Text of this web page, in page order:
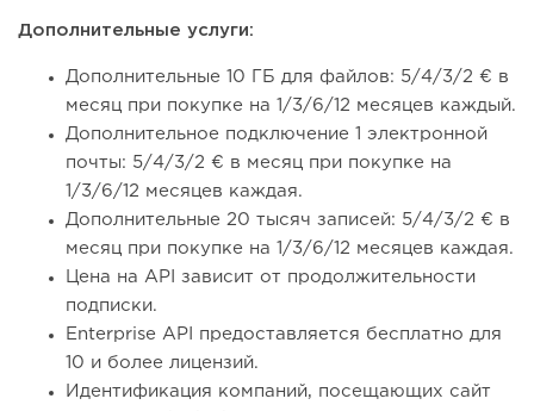
Дополнительные услуги:
Дополнительные 10 ГБ для файлов: 5/4/3/2 € в
месяц при покупке на 1/3/6/12 месяцев каждый.
Дополнительное подключение 1 электронной
почты: 5/4/3/2 € в месяц при покупке на
1/3/6/12 месяцев каждая.
Дополнительные 20 тысяч записей: 5/4/3/2 € в
месяц при покупке на 1/3/6/12 месяцев каждая.
Цена на API зависит от продолжительности
подписки.
Enterprise API предоставляется бесплатно для
10 и более лицензий.
Идентификация компаний, посещающих сайт